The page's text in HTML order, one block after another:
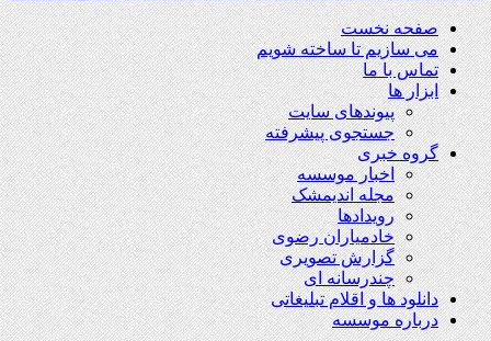
صفحه نخست
می سازیم تا ساخته شویم
تماس با ما
ابزار ها
پیوندهای سایت
جستجوی پیشرفته
گروه خبری
اخبار موسسه
مجله اندیمشک
رویدادها
خادمیاران رضوی
گزارش تصویری
چندرسانه ای
دانلود ها و اقلام تبلیغاتی
درباره موسسه